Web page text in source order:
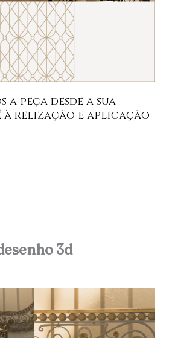
a peça desde a sua
relização e aplicação
3d